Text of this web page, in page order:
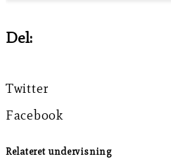
Del:
Twitter
Facebook
Relateret undervisning